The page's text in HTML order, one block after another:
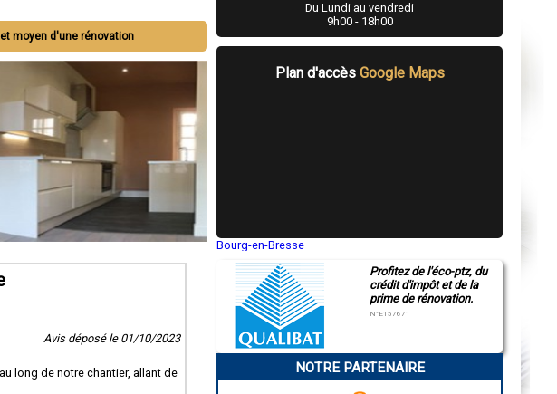
moyen d'une rénovation
Avis déposé le 01/10/2023
long de notre chantier, allant de
Du Lundi au vendredi
9h00 - 18h00
Plan d'accès Google Maps
Bourg-en-Bresse
Montluçon
Manosque
Gap
Charleville-Mézières
Pamiers
Narbonne
Profitez de l'éco-ptz, du
crédit d'impôt et de la
prime de rénovation.
N°E157671
NOTRE PARTENAIRE